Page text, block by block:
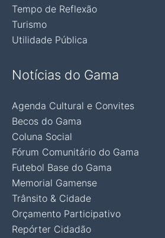
Tempo de Reflexão
Turismo
Utilidade Pública
Notícias do Gama
Agenda Cultural e Convites
Becos do Gama
Coluna Social
Fórum Comunitário do Gama
Futebol Base do Gama
Memorial Gamense
Trânsito & Cidade
Orçamento Participativo
Repórter Cidadão